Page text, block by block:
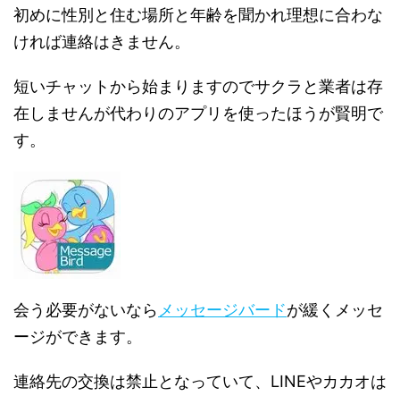
初めに性別と住む場所と年齢を聞かれ理想に合わな
ければ連絡はきません。
短いチャットから始まりますのでサクラと業者は存
在しませんが代わりのアプリを使ったほうが賢明で
す。
会う必要がないなら メッセージバードが緩くメッセ
ージができます。
連絡先の交換は禁止となっていて、LINEやカカオは